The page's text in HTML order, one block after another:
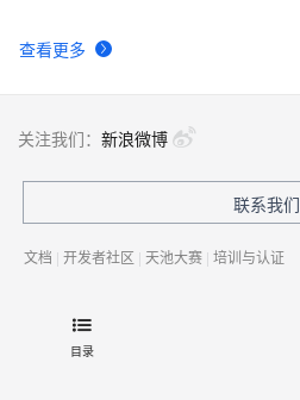
目录
查看更多
关注我们： 新浪微博
联系我们
文档 | 开发者社区 | 天池大赛 | 培训与认证
法律声明及隐私权政策